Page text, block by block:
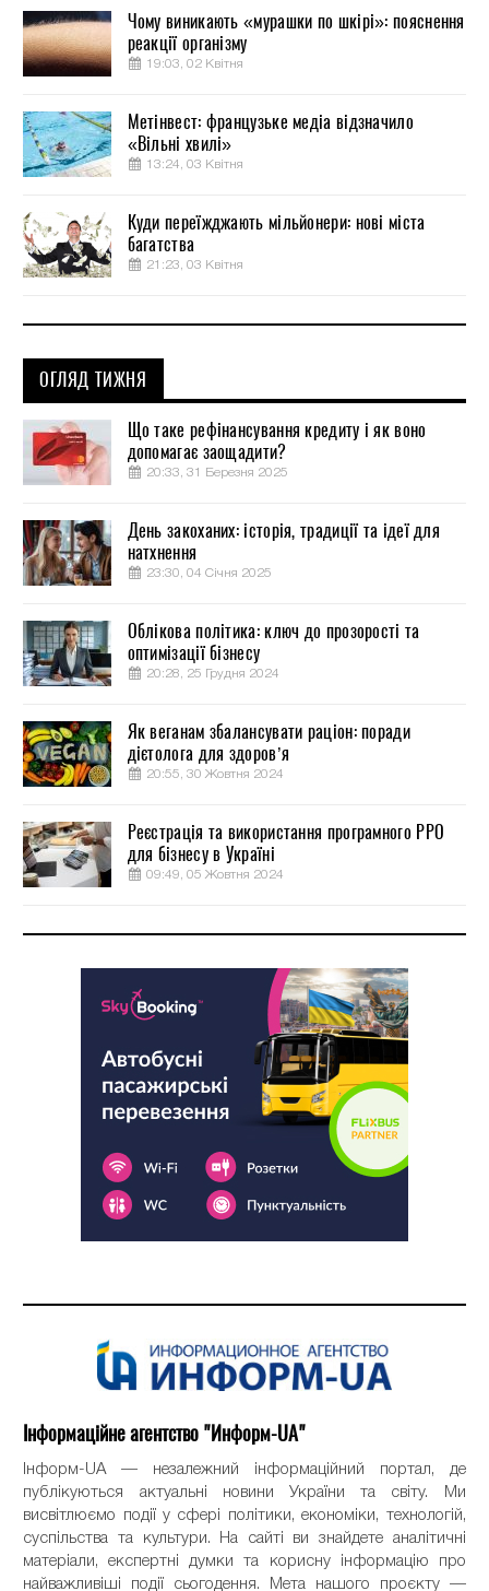
Чому виникають «мурашки по шкірі»: пояснення
реакції організму
19:03, 02 Квітня
Метінвест: французьке медіа відзначило
«Вільні хвилі»
13:24, 03 Квітня
Куди переїжджають мільйонери: нові міста
багатства
21:23, 03 Квітня
ОГЛЯД ТИЖНЯ
Що таке рефінансування кредиту і як воно
допомагає заощадити?
20:33, 31 Березня 2025
День закоханих: історія, традиції та ідеї для
натхнення
23:30, 04 Січня 2025
Облікова політика: ключ до прозорості та
оптимізації бізнесу
20:28, 25 Грудня 2024
Як веганам збалансувати раціон: поради
дієтолога для здоров’я
20:55, 30 Жовтня 2024
Реєстрація та використання програмного РРО
для бізнесу в Україні
09:49, 05 Жовтня 2024
Інформаційне агентство "Информ-UA"
Інформ-UA — незалежний інформаційний портал, де
публікуються актуальні новини України та світу. Ми
висвітлюємо події у сфері політики, економіки, технологій,
суспільства та культури. На сайті ви знайдете аналітичні
матеріали, експертні думки та корисну інформацію про
найважливіші події сьогодення. Мета нашого проєкту —